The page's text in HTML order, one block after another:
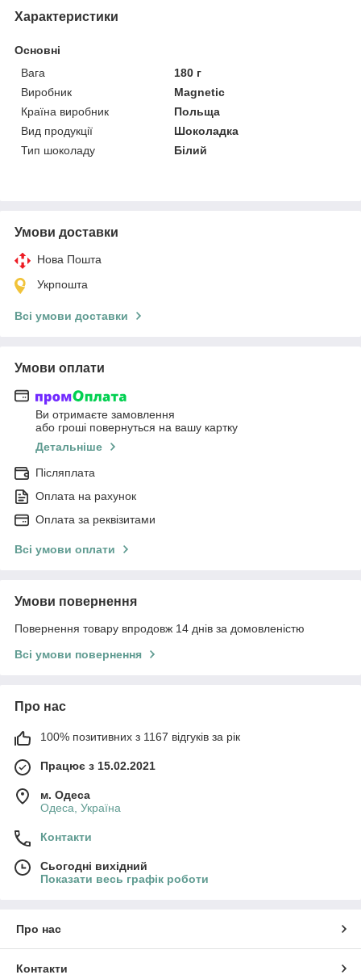
Характеристики
Основні
Вага
180 г
Виробник
Magnetic
Країна виробник
Польща
Вид продукції
Шоколадка
Тип шоколаду
Білий
Умови доставки
Нова Пошта
Укрпошта
Всі умови доставки
Умови оплати
Ви отримаєте замовлення
або гроші повернуться на вашу картку
Детальніше
Післяплата
Оплата на рахунок
Оплата за реквізитами
Всі умови оплати
Умови повернення
Повернення товару впродовж 14 днів за домовленістю
Всі умови повернення
Про нас
100% позитивних з 1167 відгуків за рік
Працює з 15.02.2021
м. Одеса
Одеса, Україна
Контакти
Сьогодні вихідний
Показати весь графік роботи
Про нас
Контакти